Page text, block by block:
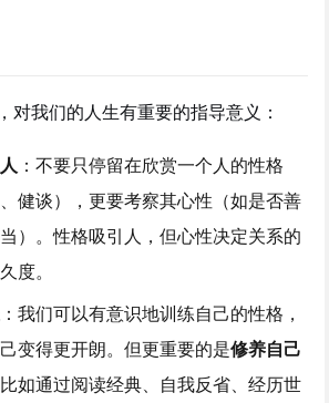
对我们的人生有重要的指导意义：
：不要只停留在欣赏一个人的性格
、健谈），更要考察其心性（如是否善
）。性格吸引人，但心性决定关系的
度。
：我们可以有意识地训练自己的性格，
变得更开朗。但更重要的是修养自己
比如通过阅读经典、自我反省、经历世